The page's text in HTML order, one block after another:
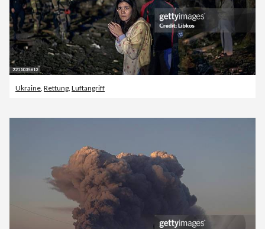
Ukraine Rettung Luftangriff